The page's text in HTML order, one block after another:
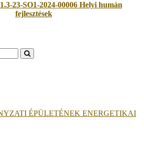
23-SO1-2024-00006 Helyi humán
fejlesztések
ÉPÜLETÉNEK ENERGETIKAI